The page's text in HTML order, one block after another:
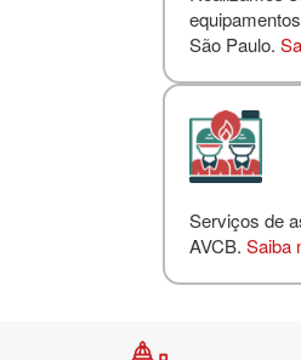
São Paulo.
Serviços de
AVCB.Saiba